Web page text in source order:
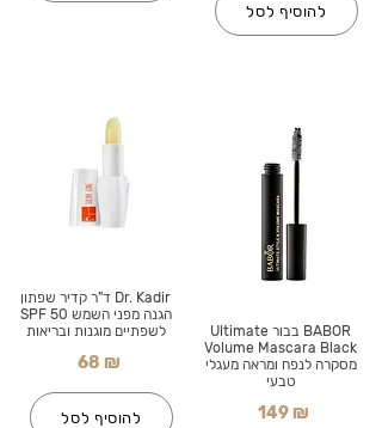
Dr. Kadir ד"ר קדיר שפתון
הגנה מפני השמש SPF 50
לשפתיים מוגנות ובריאות
68 ₪
להוסיף לסל
להוסיף לסל
BABOR בבור Ultimate
Volume Mascara Black
מסקרה לנפח ומראה מעגלי
טבעי
149 ₪